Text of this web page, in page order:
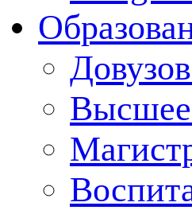
Высшее